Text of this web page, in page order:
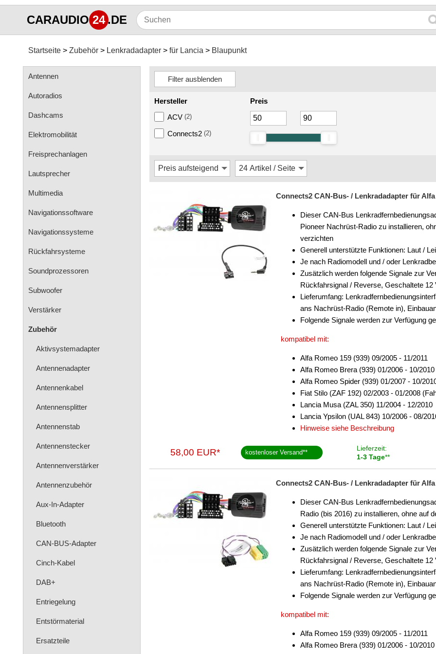
CARAUDIO 24.DE
Startseite Zubehör Lenkradadapter für Lancia Blaupunkt
Antennen
Autoradios
Dashcams
Elektromobilität
Freisprechanlagen
Lautsprecher
Multimedia
Navigationssoftware
Navigationssysteme
Rückfahrsysteme
Soundprozessoren
Subwoofer
Verstärker
Zubehör
Aktivsystemadapter
Antennenadapter
Antennenkabel
Antennensplitter
Antennenstab
Antennenstecker
Antennenverstärker
Antennenzubehör
Aux-In-Adapter
Bluetooth
CAN-BUS-Adapter
Cinch-Kabel
DAB+
Entriegelung
Entstörmaterial
Ersatzteile
Hersteller
ACV (2)
Connects2 (2)
Preis
Connects2 CAN-Bus- / Lenkradadapter für
Dieser CAN-Bus
Pioneer Nachrüst-Radio zu installieren,
verzichten
Generell unterstützte Funktionen: Laut /
Je nach Radiomodell und / oder
Zusätzlich werden folgende Signale zur
Rückfahrsignal / Reverse, Geschaltete 12
Lieferumfang:
ans Nachrüst-Radio (Remote in),
Folgende Signale werden zur Verfügung
kompatibel mit:
Alfa Romeo 159 (939) 09/2005 - 11/2011
Alfa Romeo Brera (939) 01/2006 - 10/2010
Alfa Romeo Spider (939) 01/2007 - 10/
Fiat Stilo (ZAF 192) 02/2003 - 01/2008
Lancia Musa (ZAL 350) 11/2004 - 12/2010
Lancia Ypsilon (UAL 843) 10/2006 - 08/
Hinweise siehe Beschreibung
58,00 EUR* kostenloser Versand**
Lieferzeit:
1-3 Tage**
Connects2 CAN-Bus- / Lenkradadapter für
Dieser CAN-Bus
Radio (bis 2016) zu installieren, ohne auf
Generell unterstützte Funktionen: Laut /
Je nach Radiomodell und / oder
Zusätzlich werden folgende Signale zur
Rückfahrsignal / Reverse, Geschaltete 12
Lieferumfang:
ans Nachrüst-Radio (Remote in),
Folgende Signale werden zur Verfügung
kompatibel mit:
Alfa Romeo 159 (939) 09/2005 - 11/2011
Alfa Romeo Brera (939) 01/2006 - 10/2010